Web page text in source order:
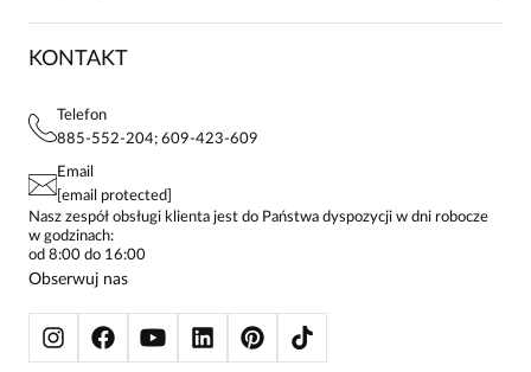
KONTAKTY
FAQ
POLITYKA PRYWATNOŚCI
STREFA STAŁEGO KLIENTA
SUKIENKI
KOSZULE DAMSKIE
SPODNIE DAMSKIE
ŻAKIETY I MARYNARKI
SWETRY
BLUZY
KONTAKT
Telefon
885-552-204; 609-423-609
Email
[email protected]
Nasz zespół obsługi klienta jest do Państwa dyspozycji w dni robocze
w godzinach:
od 8:00 do 16:00
Obserwuj nas